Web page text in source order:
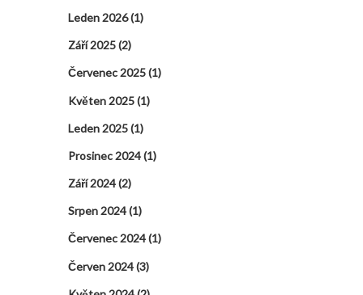
Leden 2026(1)
Září 2025(2)
Červenec 2025(1)
Květen 2025(1)
Leden 2025(1)
Prosinec 2024(1)
Září 2024(2)
Srpen 2024(1)
Červenec 2024(1)
Červen 2024(3)